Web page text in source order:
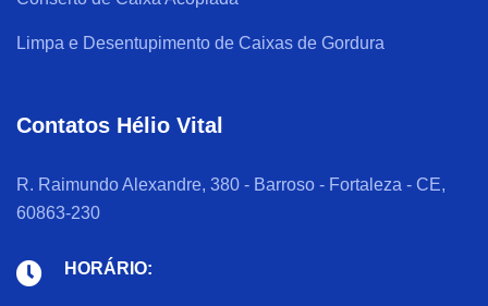
Limpa e Desentupimento de Caixas de Gordura
Contatos Hélio Vital
R. Raimundo Alexandre, 380 - Barroso - Fortaleza - CE,
60863-230
HORÁRIO: